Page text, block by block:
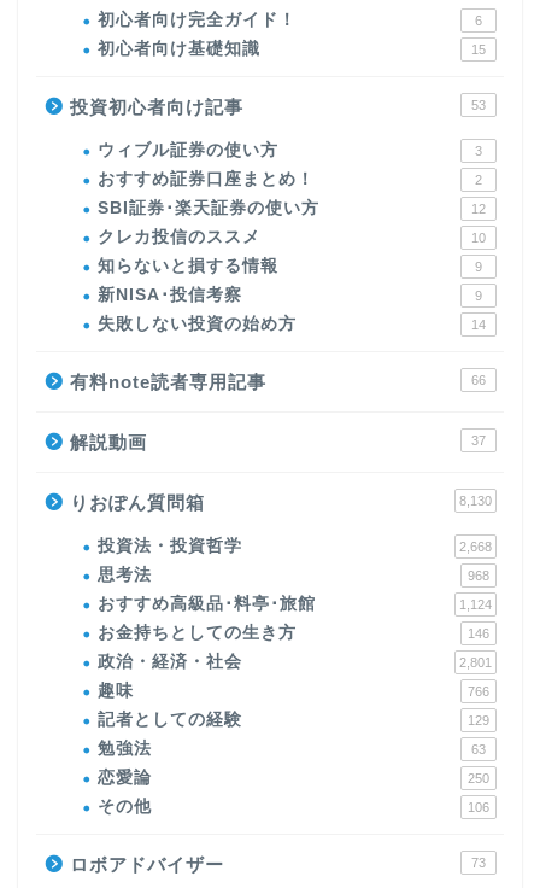
初心者向け完全ガイド！ 6
初心者向け基礎知識 15
投資初心者向け記事 53
ウィブル証券の使い方 3
おすすめ証券口座まとめ！ 2
SBI証券･楽天証券の使い方 12
クレカ投信のススメ 10
知らないと損する情報 9
新NISA･投信考察 9
失敗しない投資の始め方 14
有料note読者専用記事 66
解説動画 37
りおぽん質問箱 8,130
投資法・投資哲学 2,668
思考法 968
おすすめ高級品･料亭･旅館 1,124
お金持ちとしての生き方 146
政治・経済・社会 2,801
趣味 766
記者としての経験 129
勉強法 63
恋愛論 250
その他 106
ロボアドバイザー 73